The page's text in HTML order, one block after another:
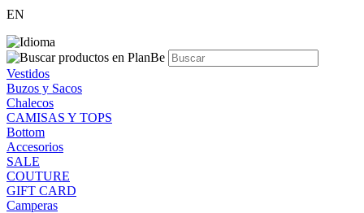
EN
Vestidos
Buzos y Sacos
Chalecos
CAMISAS Y TOPS
Bottom
Accesorios
SALE
COUTURE
GIFT CARD
Camperas